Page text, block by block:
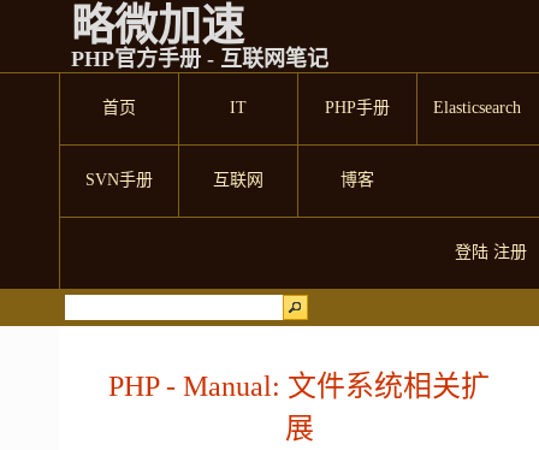
略微加速
PHP官方手册 - 互联网笔记
首页 IT PHP手册 Elasticsearch
SVN手册 互联网 博客
登陆 注册
PHP - Manual: 文件系统相关扩
展